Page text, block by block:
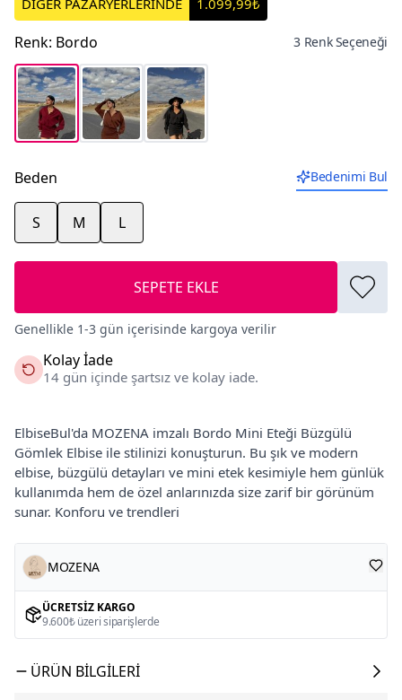
Renk: Bordo 3 Renk Seçeneği
Beden Bedenimi Bul
S M L
SEPETE EKLE
Genellikle 1-3 gün içerisinde kargoya verilir
Kolay İade
14 gün içinde şartsız ve kolay iade.
ElbiseBul'da MOZENA imzalı Bordo Mini Eteği Büzgülü
Gömlek Elbise ile stilinizi konuşturun. Bu şık ve modern
elbise, büzgülü detayları ve mini etek kesimiyle hem günlük
kullanımda hem de özel anlarınızda size zarif bir görünüm
sunar. Konforu ve trendleri
MOZENA
ÜCRETSIZ KARGO
9.600₺ üzeri siparişlerde
ÜRÜN BILGILERI